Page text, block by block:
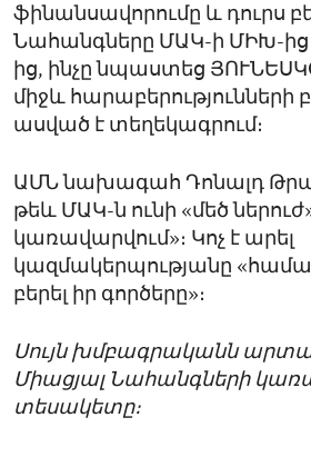
ֆինանսավորումը և դուրս
Նահանգները ՄԱԿ-ի ՄԻԽ-
ից, ինչը նպաստեց
միջև հարաբերությունների
ասված է տեղեկագրում։
ԱՄՆ նախագահ Դոնալդ
թեև ՄԱԿ-ն ունի «մեծ
կառավարվում»։ Կոչ է արել
կազմակերպությանը
բերել իր գործերը»։
Սույն խմբագրականն
Միացյալ Նահանգների
տեսակետը։